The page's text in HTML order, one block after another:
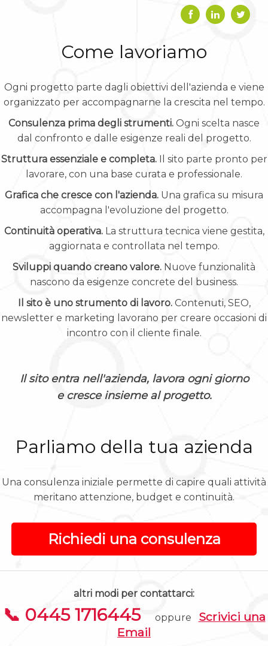
Come lavoriamo
Ogni progetto parte dagli obiettivi dell'azienda e viene
organizzato per accompagnarne la crescita nel tempo.
Consulenza prima degli strumenti. Ogni scelta nasce
dal confronto e dalle esigenze reali del progetto.
Struttura essenziale e completa.Il sito parte pronto per
lavorare, con una base curata e professionale.
Grafica che cresce con l'azienda. Una grafica su misura
accompagna l'evoluzione del progetto.
Continuità operativa.La struttura tecnica viene gestita,
aggiornata e controllata nel tempo.
Sviluppi quando creano valore. Nuove funzionalità
nascono da esigenze concrete del business.
Il sito è uno strumento di lavoro.Contenuti, SEO,
newsletter e marketing lavorano per creare occasioni di
incontro con il cliente finale.
Il sito entra nell'azienda, lavora ogni giorno
e cresce insieme al progetto.
Parliamo della tua azienda
Una consulenza iniziale permette di capire quali attività
meritano attenzione, budget e continuità.
Richiedi una consulenza
altri modi per contattarci:
📞 0445 1716445 oppure Scrivici una
Email